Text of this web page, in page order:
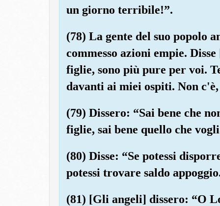
un giorno terribile!”.
(78) La gente del suo popolo
commesso azioni empie.
figlie, sono più pure per voi.
davanti ai miei ospiti. Non
(79) Dissero: “Sai bene che
figlie, sai bene quello che
(80) Disse: “Se potessi
potessi trovare saldo
(81) [Gli angeli] dissero: “O